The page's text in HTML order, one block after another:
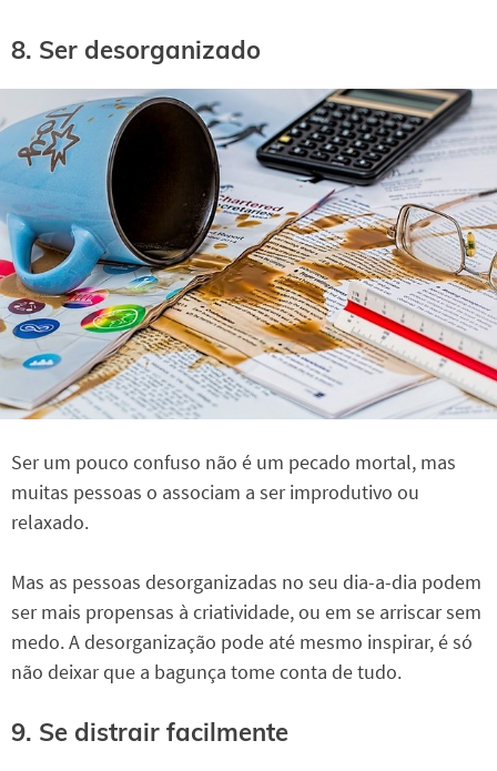
8. Ser desorganizado
Ser um pouco confuso não é um pecado mortal, mas
muitas pessoas o associam a ser improdutivo ou
relaxado.
Mas as pessoas desorganizadas no seu dia-a-dia podem
ser mais propensas à criatividade, ou em se arriscar sem
medo. A desorganização pode até mesmo inspirar, é só
não deixar que a bagunça tome conta de tudo.
9. Se distrair facilmente